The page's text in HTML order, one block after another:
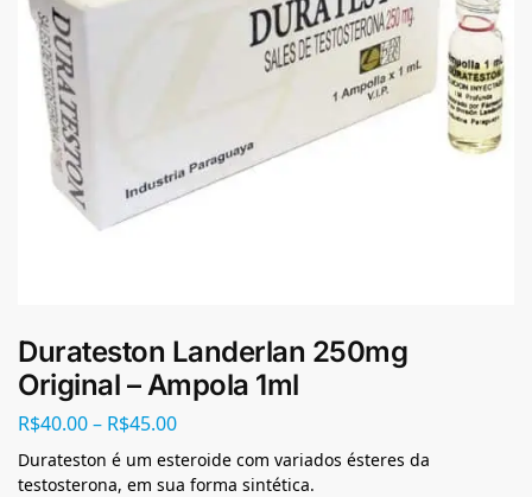
Durateston Landerlan 250mg
Original – Ampola 1ml
R$40.00– R$45.00
Durateston é um esteroide com variados ésteres da
testosterona, em sua forma sintética.